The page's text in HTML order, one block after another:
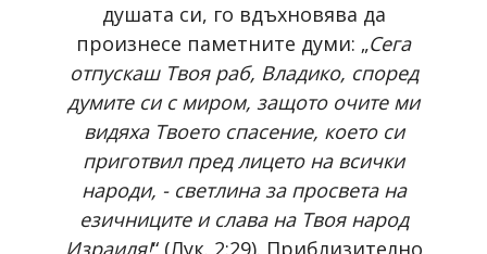
душата си, го вдъхновява да
произнесе паметните думи: „Сега
отпускаш Твоя раб, Владико, според
думите си с миром, защото очите ми
видяха Твоето спасение, което си
приготвил пред лицето на всички
народи, - светлина за просвета на
езичниците и слава на Твоя народ
Израиля!“ (Лук. 2:29). Приблизително